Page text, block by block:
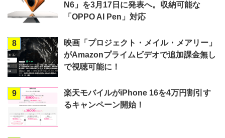
N6」を3月17日に発表へ。収納可能な
「OPPO AI Pen」対応
8
映画「プロジェクト・メイル・メアリー」
がAmazonプライムビデオで追加課金無し
で視聴可能に！
9
楽天モバイルがiPhone 16を4万円割引す
るキャンペーン開始！